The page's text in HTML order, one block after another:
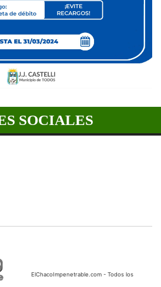
SOCIALES
ElChacoImpenetrable.com - Todos los